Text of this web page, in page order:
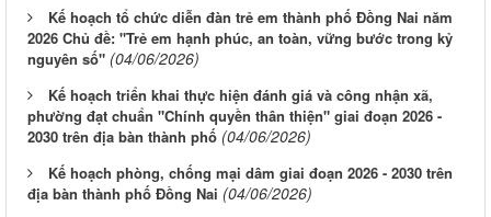
Kế hoạch tổ chức diễn đàn trẻ em thành phố Đồng Nai năm
2026 Chủ đề: "Trẻ em hạnh phúc, an toàn, vững bước trong kỷ
nguyên số" (04/06/2026)
Kế hoạch triển khai thực hiện đánh giá và công nhận xã,
phường đạt chuẩn "Chính quyền thân thiện" giai đoạn 2026 -
2030 trên địa bàn thành phố (04/06/2026)
Kế hoạch phòng, chống mại dâm giai đoạn 2026 - 2030 trên
địa bàn thành phố Đồng Nai (04/06/2026)